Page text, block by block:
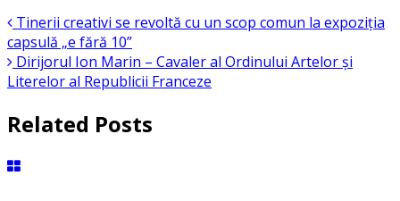
Tinerii creativi se revoltă cu un scop comun la expoziția
capsulă „e fără 10”
Dirijorul Ion Marin – Cavaler al Ordinului Artelor și
Literelor al Republicii Franceze
Related Posts